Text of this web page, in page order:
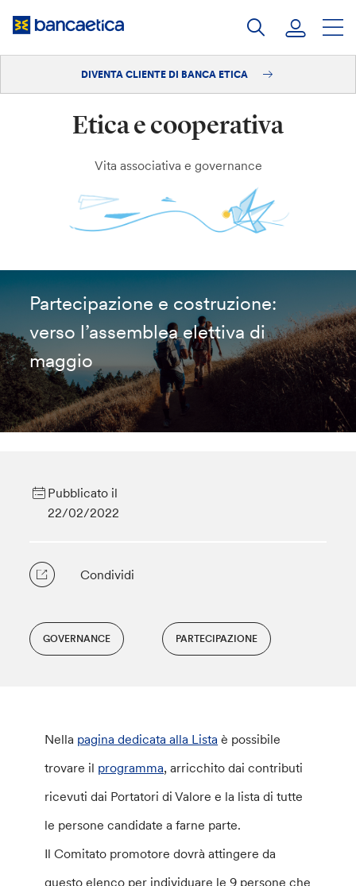
Diventa cliente
DIVENTA CLIENTE DI BANCA ETICA
Etica e cooperativa
Vita associativa e governance
Partecipazione e costruzione:
verso l’assemblea elettiva di
maggio
Pubblicato il
22/02/2022
Condividi
GOVERNANCE PARTECIPAZIONE
Nella pagina dedicata alla Lista è possibile
trovare il programma, arricchito dai contributi
ricevuti dai Portatori di Valore e la lista di tutte
le persone candidate a farne parte.
Il Comitato promotore dovrà attingere da
questo elenco per individuare le 9 persone che